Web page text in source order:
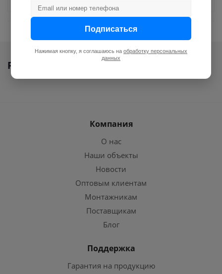
Ранее вы смотрели
Компания
О нас
Наши объекты
Новости
Оптовым клиентам
Монтажникам
Поставщикам
Блог
Поддержка
Гарантия на продукцию
Подписаться
Нажимая кнопку, я соглашаюсь на обработку персональных
данных